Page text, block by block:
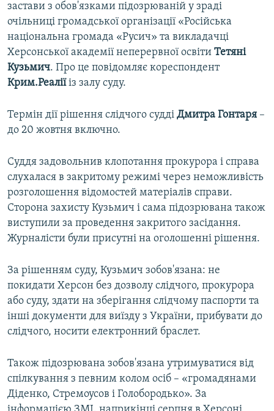
застави з обов'язками підозрюваній у зраді
очільниці громадської організації «Російська
національна громада «Русич» та викладачці
Херсонської академії неперервної освіти Тетяні
Кузьмич. Про це повідомляє кореспондент
Крим.Реаліїіз залу суду.
Термін дії рішення слідчого судді Дмитра Гонтаря –
до 20 жовтня включно.
Суддя задовольнив клопотання прокурора і справа
слухалася в закритому режимі через неможливість
розголошення відомостей матеріалів справи.
Сторона захисту Кузьмич і сама підозрювана також
виступили за проведення закритого засідання.
Журналісти були присутні на оголошенні рішення.
За рішенням суду, Кузьмич зобов'язана: не
покидати Херсон без дозволу слідчого, прокурора
або суду, здати на зберігання слідчому паспорти та
інші документи для виїзду з України, прибувати до
слідчого, носити електронний браслет.
Також підозрювана зобов'язана утримуватися від
спілкування з певним колом осіб – «громадянами
Діденко, Стремоусов і Голобородько». За